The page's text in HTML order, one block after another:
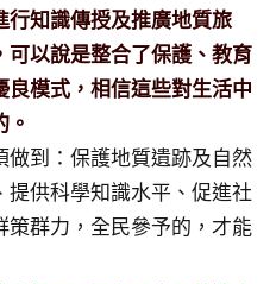
行知識傳授及推廣地質旅
可以說是整合了保護、教育
模式，相信這些對生活中
。
做到：保護地質遺跡及自然
供科學知識水平、促進社
群力，全民參予的，才能